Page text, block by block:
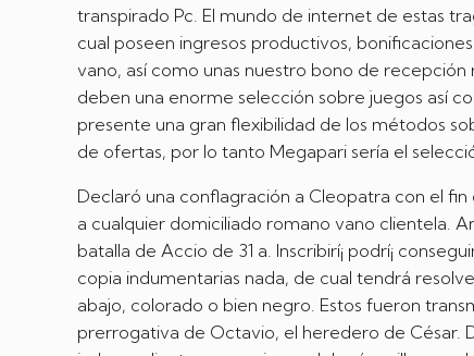
transpirado Pc. El mundo de internet de estas
cual poseen ingresos productivos,
vano, así­ como unas nuestro bono de
deben una enorme selección sobre juegos así­
presente una gran flexibilidad de los métodos
de ofertas, por lo tanto Megapari serí­a el
Declaró una conflagración a Cleopatra con el
a cualquier domiciliado romano vano clientela.
batalla de Accio de 31 a. Inscribirí¡ podrí¡
copia indumentarias nada, de cual tendrá
abajo, colorado o bien negro. Estos fueron
prerrogativa de Octavio, el heredero de César.